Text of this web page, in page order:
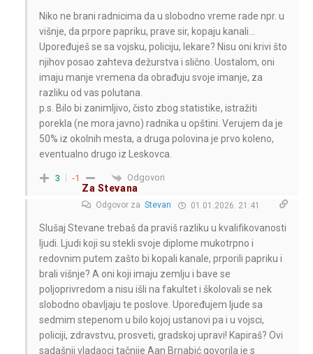
Niko ne brani radnicima da u slobodno vreme rade npr. u
višnje, da prpore papriku, prave sir, kopaju kanali…
Upoređuješ se sa vojsku, policiju, lekare? Nisu oni krivi što
njihov posao zahteva dežurstva i slično. Uostalom, oni
imaju manje vremena da obrađuju svoje imanje, za
razliku od vas polutana.
p.s. Bilo bi zanimljivo, čisto zbog statistike, istražiti
porekla (ne mora javno) radnika u opštini. Verujem da je
50% iz okolnih mesta, a druga polovina je prvo koleno,
eventualno drugo iz Leskovca.
3 -1 Odgovori
Za Stevana
Odgovor za Stevan 01.01.2026. 21:41
Slušaj Stevane trebaš da praviš razliku u kvalifikovanosti
ljudi. Ljudi koji su stekli svoje diplome mukotrpno i
redovnim putem zašto bi kopali kanale, prporili papriku i
brali višnje? A oni koji imaju zemlju i bave se
poljoprivredom a nisu išli na fakultet i školovali se nek
slobodno obavljaju te poslove. Upoređujem ljude sa
sedmim stepenom u bilo kojoj ustanovi pa i u vojsci,
policiji, zdravstvu, prosveti, gradskoj upravi! Kapiraš? Ovi
sadašnji vladaoci tačnije Aan Brnabić govorila je s